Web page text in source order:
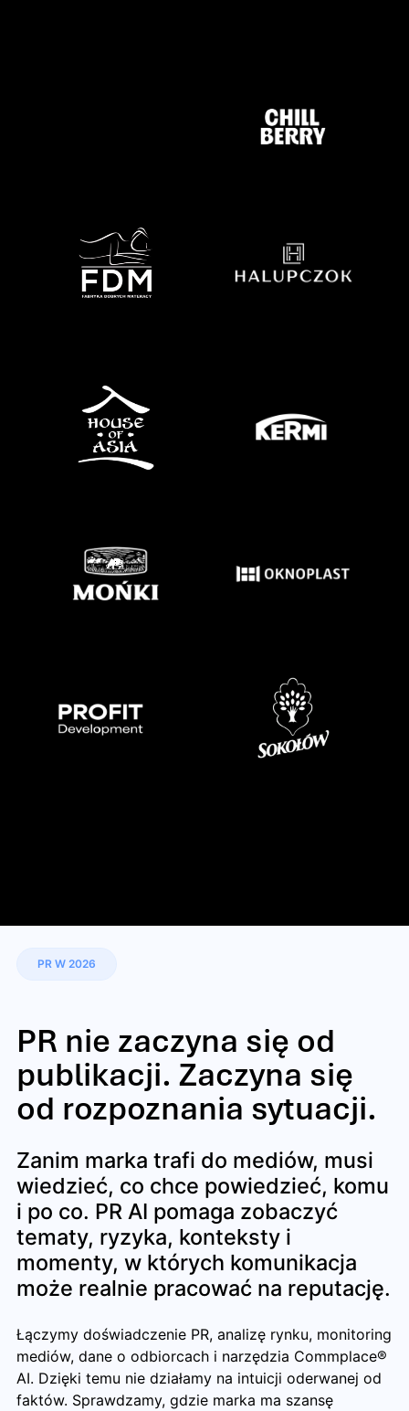
PR W 2026
PR nie zaczyna się od
publikacji. Zaczyna się
od rozpoznania sytuacji.
Zanim marka trafi do mediów, musi
wiedzieć, co chce powiedzieć, komu
i po co. PR AI pomaga zobaczyć
tematy, ryzyka, konteksty i
momenty, w których komunikacja
może realnie pracować na reputację.
Łączymy doświadczenie PR, analizę rynku, monitoring
mediów, dane o odbiorcach i narzędzia Commplace®
AI. Dzięki temu nie działamy na intuicji oderwanej od
faktów. Sprawdzamy, gdzie marka ma szansę